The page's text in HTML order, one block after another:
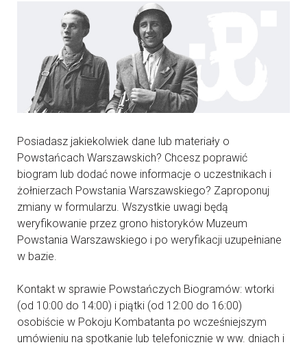
Posiadasz jakiekolwiek dane lub materiały o
Powstańcach Warszawskich? Chcesz poprawić
biogram lub dodać nowe informacje o uczestnikach i
żołnierzach Powstania Warszawskiego? Zaproponuj
zmiany w formularzu. Wszystkie uwagi będą
weryfikowanie przez grono historyków Muzeum
Powstania Warszawskiego i po weryfikacji uzupełniane
w bazie.
Kontakt w sprawie Powstańczych Biogramów: wtorki
(od 10:00 do 14:00) i piątki (od 12:00 do 16:00)
osobiście w Pokoju Kombatanta po wcześniejszym
umówieniu na spotkanie lub telefonicznie w ww. dniach i